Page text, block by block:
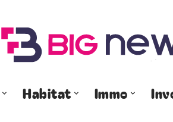
Habitat Immo